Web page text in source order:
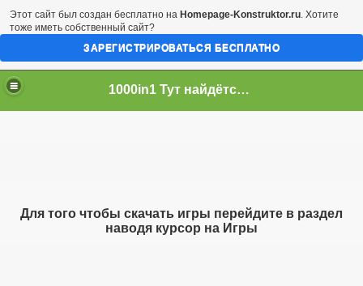
1000in1 Тут найдётся всё!
Для того чтобы скачать игры перейдите в раздел
наводя курсор на Игры
Этот сайт был создан бесплатно на Homepage-Konstruktor.ru. Хотите
тоже иметь собственный сайт?
ЗАРЕГИСТРИРОВАТЬСЯ БЕСПЛАТНО